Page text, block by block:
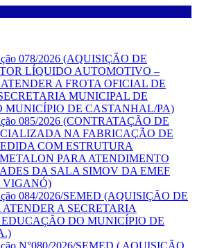
078/2026 (AQUISIÇÃO DE
LÍQUIDO AUTOMOTIVO –
A FROTA OFICIAL DE
MUNICIPAL DE
MUNICÍPIO DE CASTANHAL/PA)
085/2026 (CONTRATAÇÃO DE
NA FABRICAÇÃO DE
COM ESTRUTURA
PARA ATENDIMENTO
DA SALA SIMOV DA EMEF
VIGANÓ)
084/2026/SEMED (AQUISIÇÃO DE
ATENDER A SECRETARIA
DO MUNICÍPIO DE
N°080/2026/SEMED ( AQUISIÇÃO